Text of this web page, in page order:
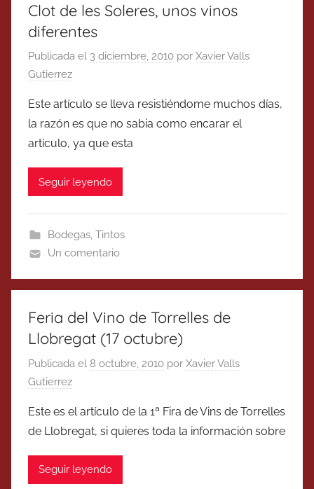
Clot de les Soleres, unos vinos
diferentes
Publicada el 3 diciembre, 2010 por Xavier Valls
Gutierrez
Este artículo se lleva resistiéndome muchos días,
la razón es que no sabia como encarar el
artículo, ya que esta
Seguir leyendo
Bodegas, Tintos
Un comentario
Feria del Vino de Torrelles de
Llobregat (17 octubre)
Publicada el 8 octubre, 2010 por Xavier Valls
Gutierrez
Este es el artículo de la 1ª Fira de Vins de Torrelles
de Llobregat, si quieres toda la información sobre
Seguir leyendo